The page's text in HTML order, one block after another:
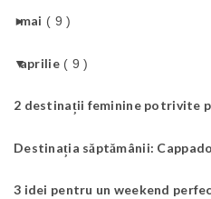
►
mai ( 9 )
▼
aprilie ( 9 )
2 destinații feminine potrivite
Destinația săptămânii:
3 idei pentru un weekend